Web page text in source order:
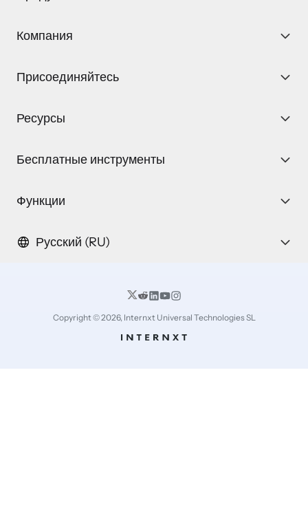
Компания
Присоединяйтесь
Ресурсы
Бесплатные инструменты
Функции
Русский (RU)
Copyright © 2026, Internxt Universal Technologies SL